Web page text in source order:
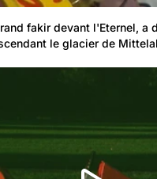
fakir devant l'Eternel, a
le glacier de